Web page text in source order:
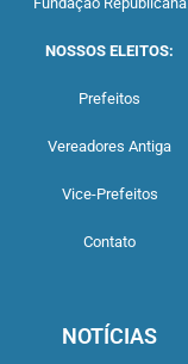
NOSSOS ELEITOS:
Prefeitos
Vereadores Antiga
Vice-Prefeitos
Contato
NOTÍCIAS